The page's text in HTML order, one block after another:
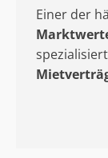
Einer der